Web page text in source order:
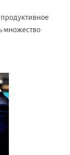
множество